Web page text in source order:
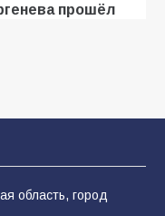
прошёл
работы
область, город